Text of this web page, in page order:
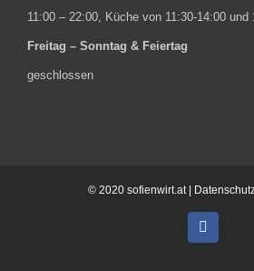
11:00 – 22:00, Küche von 11:30-14:00 und
Freitag – Sonntag & Feiertag
geschlossen
© 2020 sofienwirt.at |